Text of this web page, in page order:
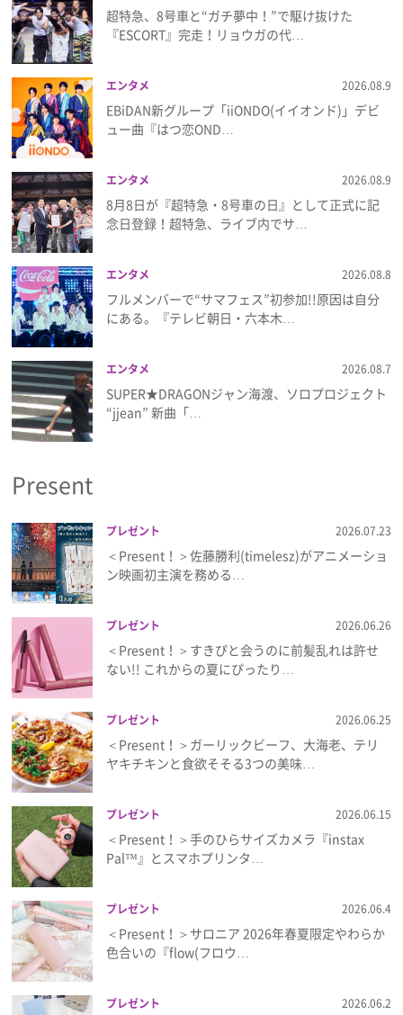
超特急、8号車と“ガチ夢中！”で駆け抜けた
『ESCORT』完走！リョウガの代…
エンタメ 2026.08.9
EBiDAN新グループ「iiONDO(イイオンド)」デビ
ュー曲『はつ恋OND…
エンタメ 2026.08.9
8月8日が『超特急・8号車の日』として正式に記
念日登録！超特急、ライブ内でサ…
エンタメ 2026.08.8
フルメンバーで“サマフェス”初参加!!原因は自分
にある。『テレビ朝日・六本木…
エンタメ 2026.08.7
SUPER★DRAGONジャン海渡、ソロプロジェクト
“jjean” 新曲「…
Present
プレゼント 2026.07.23
＜Present！＞佐藤勝利(timelesz)がアニメーショ
ン映画初主演を務める…
プレゼント 2026.06.26
＜Present！＞すきぴと会うのに前髪乱れは許せ
ない!! これからの夏にぴったり…
プレゼント 2026.06.25
＜Present！＞ガーリックビーフ、大海老、テリ
ヤキチキンと食欲そそる3つの美味…
プレゼント 2026.06.15
＜Present！＞手のひらサイズカメラ『instax
Pal™』とスマホプリンタ…
プレゼント 2026.06.4
＜Present！＞サロニア 2026年春夏限定やわらか
色合いの『flow(フロウ…
プレゼント 2026.06.2